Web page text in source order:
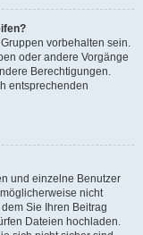
vorbehalten sein.
oder andere Vorgänge
Berechtigungen.
entsprechenden
und einzelne Benutzer
nicht
Sie Ihren Beitrag
Dateien hochladen.